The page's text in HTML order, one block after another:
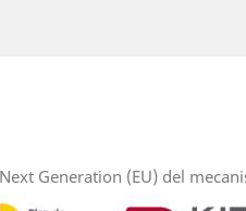
Generation (EU) del